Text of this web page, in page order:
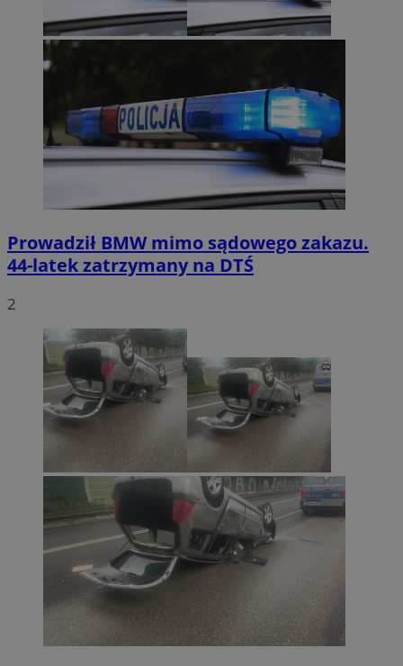
Prowadził BMW mimo sądowego zakazu.
44-latek zatrzymany na DTŚ
2